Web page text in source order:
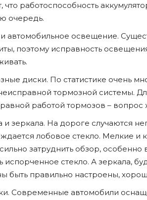
что работоспособность
очередь.
автомобильное освещение.
поэтому исправность
диски. По статистике очень
тормозной системы.
работой тормозов – вопрос
и зеркала. На дороге случаются
лобовое стекло. Мелкие
затруднить обзор,
испорченное стекло. А зеркала,
быть правильно настроены,
Современные автомобили